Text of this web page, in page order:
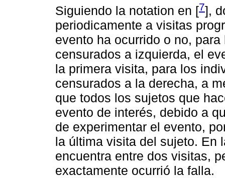
Siguiendo la notation en [7],
periodicamente a visitas
evento ha ocurrido o no,
censurados a izquierda, el
la primera visita, para los
censurados a la derecha, a
que todos los sujetos que
evento de interés, debido a
de experimentar el evento,
la última visita del sujeto. En
encuentra entre dos visitas,
exactamente ocurrió la falla.